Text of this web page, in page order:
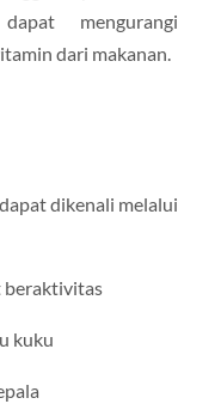
mengurangi
dari makanan.
dikenali melalui
beraktivitas
kuku